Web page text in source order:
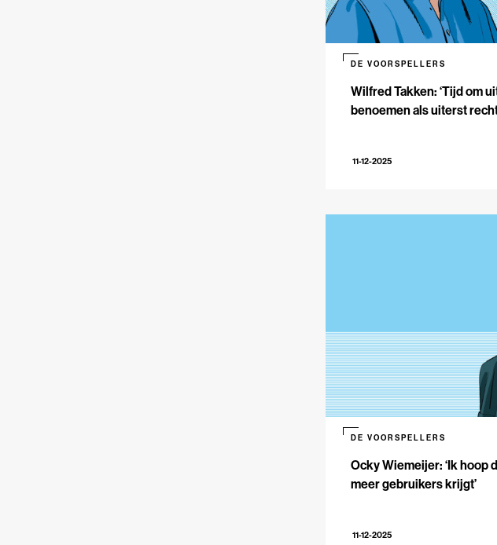
Wilfred Takken: ‘Tijd om
benoemen als uiterst
DE VOORSPELLERS
11-12-2025
Ocky Wiemeijer: ‘Ik hoop
meer gebruikers krijgt’
DE VOORSPELLERS
11-12-2025